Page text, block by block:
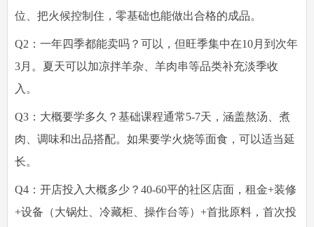
位、把火候控制住，零基础也能做出合格的成品。
Q2：一年四季都能卖吗？ 可以，但旺季集中在10月到次年
3月。夏天可以加凉拌羊杂、羊肉串等品类补充淡季收
入。
Q3：大概要学多久？ 基础课程通常5-7天，涵盖熬汤、煮
肉、调味和出品搭配。如果要学火烧等面食，可以适当延
长。
Q4：开店投入大概多少？ 40-60平的社区店面，租金+装修
+设备（大锅灶、冷藏柜、操作台等）+首批原料，首次投